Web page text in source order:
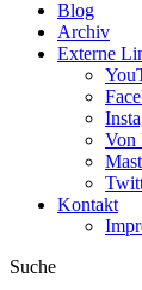
Blog
Archiv
Externe
Von
Kontakt
Suche